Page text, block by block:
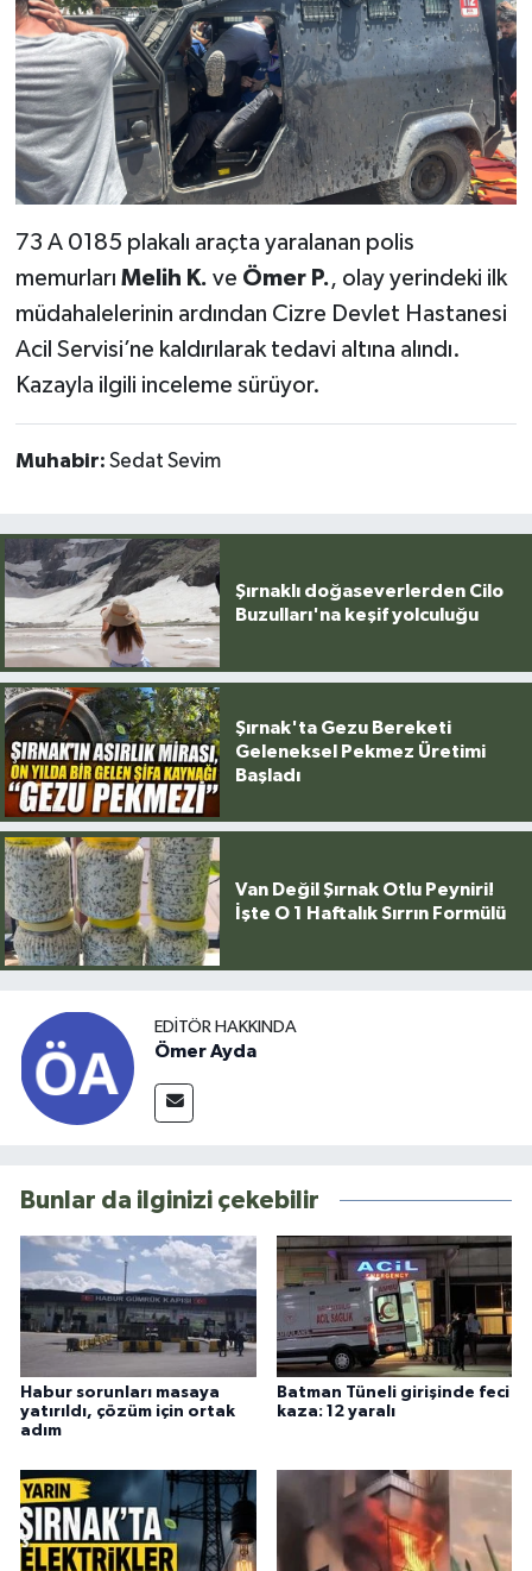
73 A 0185 plakalı araçta yaralanan polis
memurları Melih K. ve Ömer P., olay yerindeki ilk
müdahalelerinin ardından Cizre Devlet Hastanesi
Acil Servisi’ne kaldırılarak tedavi altına alındı.
Kazayla ilgili inceleme sürüyor.
Muhabir: Sedat Sevim
Şırnaklı doğaseverlerden Cilo
Buzulları'na keşif yolculuğu
Şırnak'ta Gezu Bereketi
Geleneksel Pekmez Üretimi
Başladı
Van Değil Şırnak Otlu Peyniri!
İşte O 1 Haftalık Sırrın Formülü
EDITÖR HAKKINDA
Ömer Ayda
Bunlar da ilginizi çekebilir
Habur sorunları masaya
yatırıldı, çözüm için ortak
adım
Batman Tüneli girişinde feci
kaza: 12 yaralı